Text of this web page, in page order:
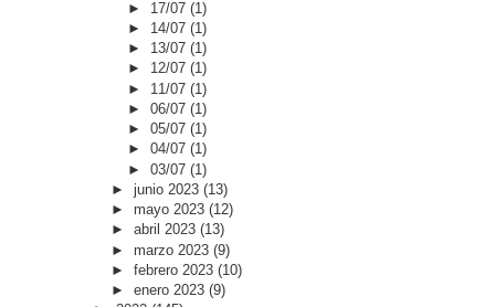
► 17/07(1)
► 14/07(1)
► 13/07(1)
► 12/07(1)
► 11/07(1)
►06/07(1)
►05/07(1)
►04/07(1)
►03/07(1)
► junio 2023 (13)
► mayo 2023 (12)
► abril 2023 (13)
► marzo 2023 (9)
► febrero 2023 (10)
► enero 2023 (9)